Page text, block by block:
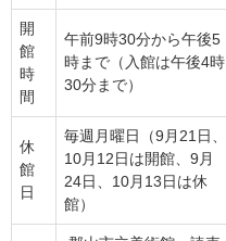
開
館
時
間
午前9時30分から午後5
時まで（入館は午後4時
30分まで）
休
館
日
毎週月曜日（9月21日、
10月12日は開館、9月
24日、10月13日は休
館）